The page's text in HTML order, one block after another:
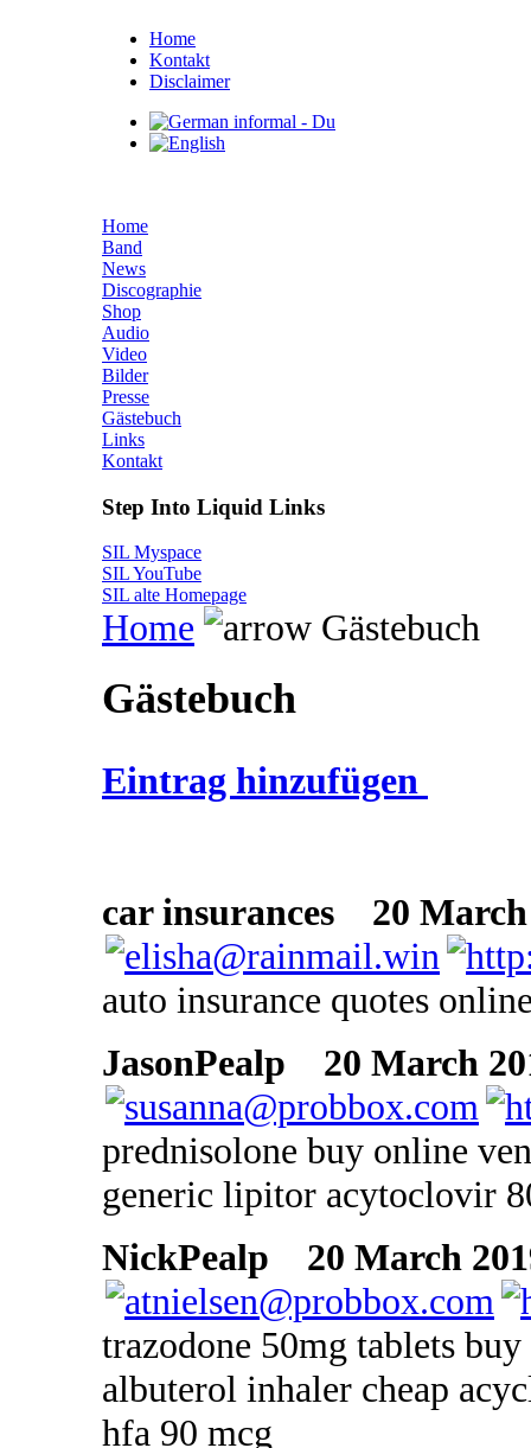
Home
Kontakt
Disclaimer
Home
Band
News
Discographie
Shop
Audio
Video
Bilder
Presse
Gästebuch
Links
Kontakt
Step Into Liquid Links
SIL Myspace
SIL YouTube
SIL alte Homepage
Home Gästebuch
Gästebuch
Eintrag hinzufügen
car insurances 20 March
auto insurance quotes
JasonPealp
20 March
prednisolone buy online
generic lipitor acytoclovir
NickPealp
20 March
trazodone 50mg tablets
albuterol inhaler cheap
hfa 90 mcg